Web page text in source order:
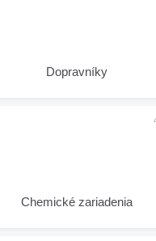
Dopravníky
Chemické zariadenia